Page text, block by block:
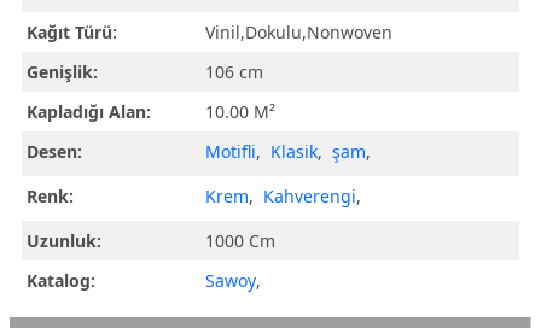
Kağıt Türü:
Vinil,Dokulu,Nonwoven
Genişlik:
106 cm
Kapladığı Alan:
10.00 M²
Desen:
Motifli, Klasik, şam,
Renk:
Krem, Kahverengi,
Uzunluk:
1000 Cm
Katalog:
Sawoy,